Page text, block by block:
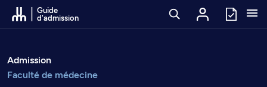
Passer au contenu
Guide
d'admission
Admission
Faculté de médecine